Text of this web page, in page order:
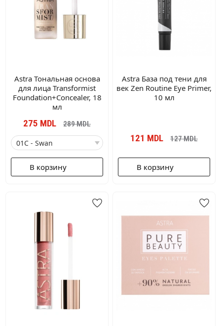
Astra Тональная основа
для лица Transformist
Foundation+Concealer, 18
мл
275 MDL 289MDL
В корзину
Astra База под тени для
век Zen Routine Eye Primer,
10 мл
121 MDL 127MDL
В корзину